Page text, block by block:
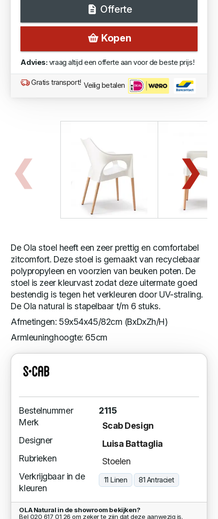
Offerte
Kopen
Advies: vraag altijd een offerte aan voor de beste prijs!
Gratis transport! Veilig betalen
De Ola stoel heeft een zeer prettig en comfortabel
zitcomfort. Deze stoel is gemaakt van recyclebaar
polypropyleen en voorzien van beuken poten. De
stoel is zeer kleurvast zodat deze uitermate goed
bestendig is tegen het verkleuren door UV-straling.
De Ola natural is stapelbaar t/m 6 stuks.
Afmetingen: 59x54x45/82cm (BxDxZh/H)
Armleuninghoogte: 65cm
Bestelnummer
2115
Merk
Scab Design
Designer
Luisa Battaglia
Rubrieken
Stoelen
Verkrijgbaar in de
kleuren
11 Linen 81 Antraciet
OLA Natural in de showroom bekijken?
Bel 020 617 01 26 om zeker te zijn dat deze aanwezig is.